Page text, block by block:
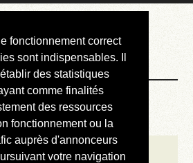
fonctionnement correct
sont indispensables. Il
des statistiques
comme finalités
des ressources
fonctionnement ou la
auprès d'annonceurs
votre navigation
»